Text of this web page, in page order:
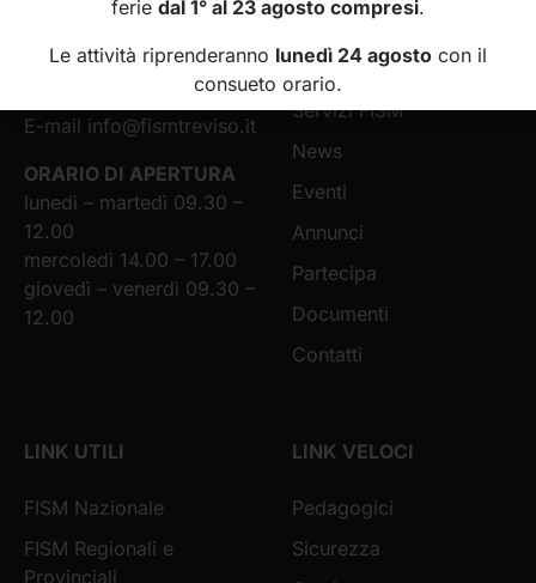
della Provincia di Treviso
31100 Treviso (TV)
Telefono: 0422 582767
E-mail info@fismtreviso.it
ORARIO DI APERTURA
lunedì – martedì 09.30 –
12.00
mercoledì 14.00 – 17.00
giovedì – venerdì 09.30 –
12.00
nido
Servizi FISM
News
Eventi
Annunci
Partecipa
Documenti
Contatti
LINK UTILI
FISM Nazionale
FISM Regionali e
Provinciali
LINK VELOCI
Pedagogici
Sicurezza
ferie dal 1° al 23 agosto compresi.
Le attività riprenderanno lunedì 24 agosto con il
consueto orario.